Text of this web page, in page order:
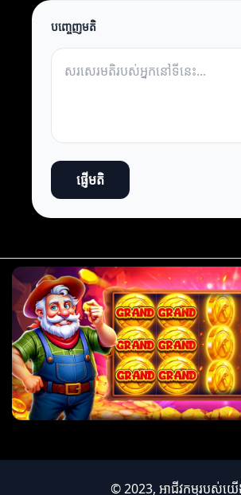
បញ្ចេញមតិ
ផ្ញើមតិ
© 2023, អាជីវកម្មរបស់យ